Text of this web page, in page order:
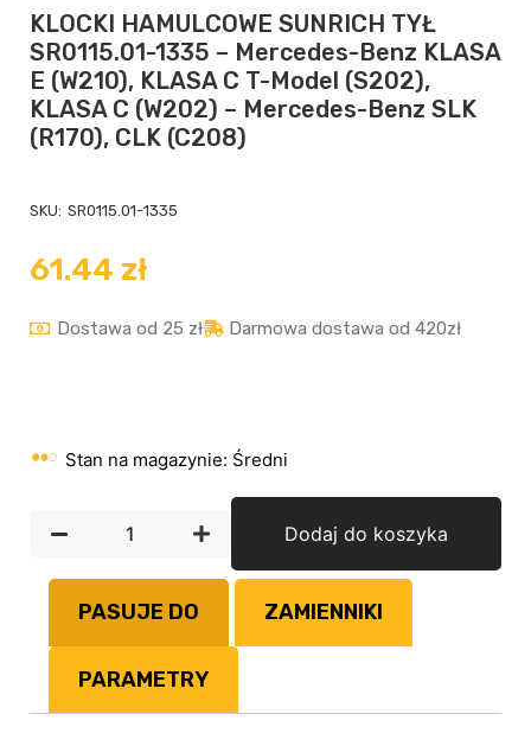
KLOCKI HAMULCOWE SUNRICH TYŁ
SR0115.01-1335 – Mercedes-Benz KLASA
E (W210), KLASA C T-Model (S202),
KLASA C (W202) – Mercedes-Benz SLK
(R170), CLK (C208)
SKU: SR0115.01-1335
61.44 zł
Dostawa od 25 zł Darmowa dostawa od 420zł
Stan na magazynie: Średni
Dodaj do koszyka
PASUJE DO ZAMIENNIKI
PARAMETRY